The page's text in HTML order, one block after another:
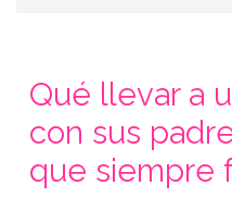
Qué llevar a
con sus
que siempre